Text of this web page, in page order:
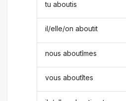
tu aboutis
il/elle/on aboutit
nous aboutîmes
vous aboutîtes